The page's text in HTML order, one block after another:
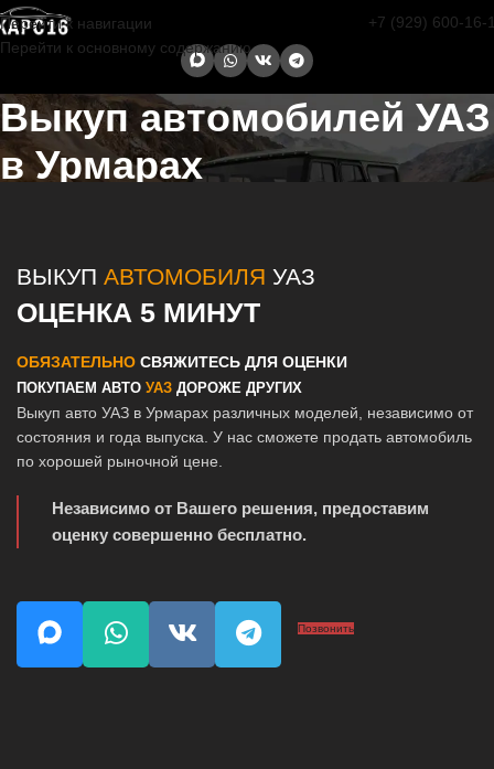
Перейти к навигации
Перейти к основному содержанию
+7 (929) 600-16-
Выкуп автомобилей УАЗ
в Урмарах
ВЫКУП АВТОМОБИЛЯ УАЗ
ОЦЕНКА 5 МИНУТ
ОБЯЗАТЕЛЬНО СВЯЖИТЕСЬ ДЛЯ ОЦЕНКИ
ПОКУПАЕМ АВТО УАЗ ДОРОЖЕ ДРУГИХ
Выкуп авто УАЗ в Урмарах различных моделей, независимо от
состояния и года выпуска. У нас сможете продать автомобиль
по хорошей рыночной цене.
Независимо от Вашего решения, предоставим
оценку совершенно бесплатно.
Позвонить